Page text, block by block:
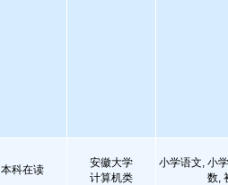
本科在读
安徽大学
计算机类
小学语文, 小
数,